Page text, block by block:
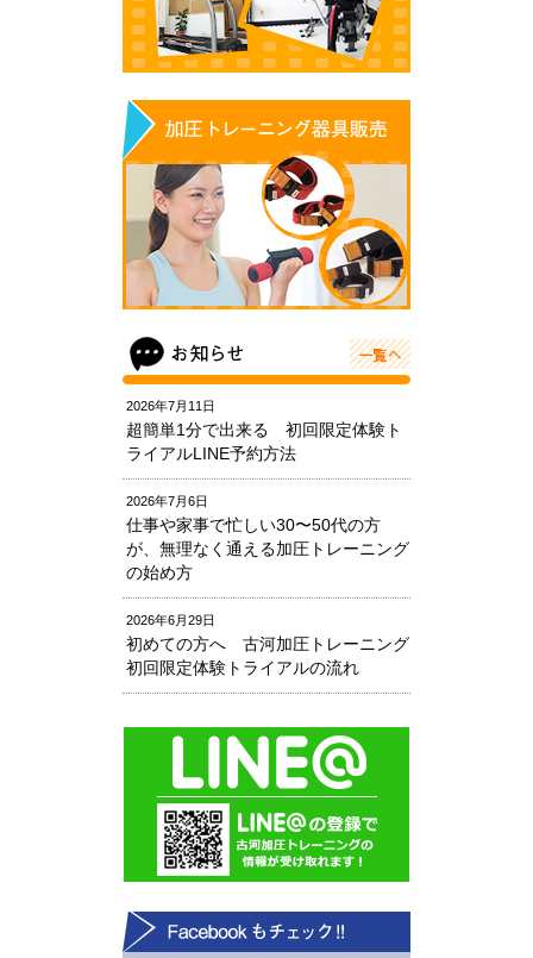
2026年7月11日
超簡単1分で出来る 初回限定体験ト
ライアルLINE予約方法
2026年7月6日
仕事や家事で忙しい30〜50代の方
が、無理なく通える加圧トレーニング
の始め方
2026年6月29日
初めての方へ 古河加圧トレーニング
初回限定体験トライアルの流れ